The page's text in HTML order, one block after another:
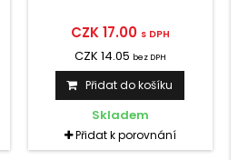
CZK 17.00 s DPH
CZK 14.05 bez DPH
Přidat do košíku
Skladem
Přidat k porovnání